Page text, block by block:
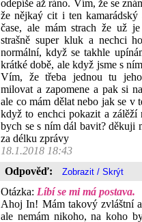
odepíše až ráno. Vím, že se
že nějkaý cit i ten kamarádský
čase, ale mám strach že už
strašně super kluk a nechci
normální, když se takhle
krátké době, ale když jsme s
Vím, že třeba jednou tu jeho
milovat a zapomene a pak si
ale co mám dělat nebo jak se v
když to enchci pokazit a zálěží
bych se s ním dál bavit? děkuji
za délku zprávy
18.1.2018 18:43
Odpověď:
Otázka: Líbí se mi má postava.
Ahoj In! Mám takový zvláštní
ale nemám nikoho, na koho